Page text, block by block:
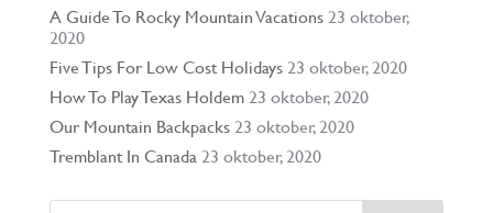
A Guide To Rocky Mountain Vacations 23 oktober,
2020
Five Tips For Low Cost Holidays 23 oktober, 2020
How To Play Texas Holdem 23 oktober, 2020
Our Mountain Backpacks 23 oktober, 2020
Tremblant In Canada 23 oktober, 2020